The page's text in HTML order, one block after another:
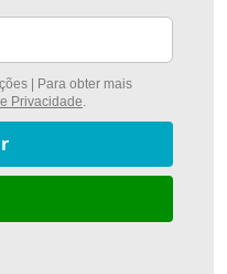
| Para obter mais
Privacidade